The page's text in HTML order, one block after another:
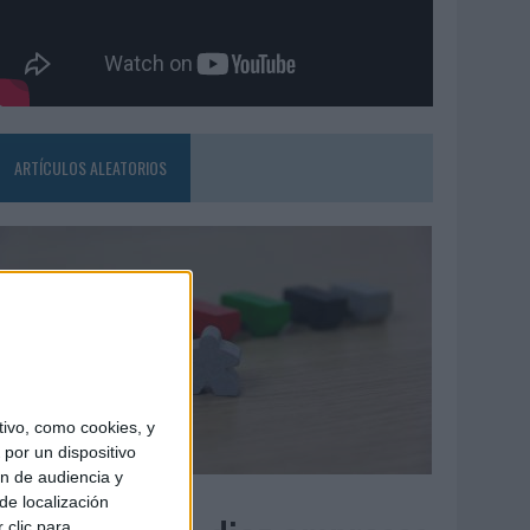
como cookies, y
un dispositivo
de audiencia y
localización
clic para
ARTÍCULOS ALEATORIOS